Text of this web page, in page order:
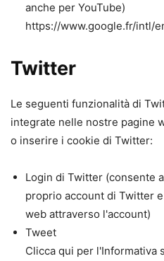
anche per YouTube)
https://www.google.fr/intl/
Twitter
Le seguenti funzionalità di
integrate nelle nostre pagine
o inserire i cookie di Twitter:
Login di Twitter (consente
proprio account di Twitter
web attraverso l'account)
Tweet
Clicca qui per l'Informativa